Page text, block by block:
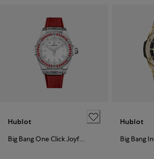
Hublot
Big Bang One Click Joyful Steel Red
Hublot
Big Bang